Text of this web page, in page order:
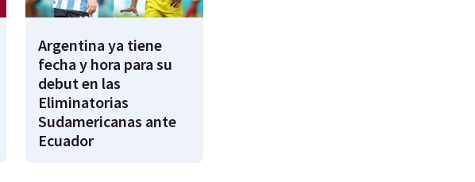
Argentina ya tiene
fecha y hora para su
debut en las
Eliminatorias
Sudamericanas ante
Ecuador